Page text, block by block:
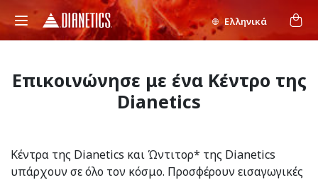
Ελληνικά
Επικοινώνησε με ένα Κέντρο της
Dianetics
Κέντρα της Dianetics και Ώντιτορ* της Dianetics
υπάρχουν σε όλο τον κόσμο. Προσφέρουν εισαγωγικές